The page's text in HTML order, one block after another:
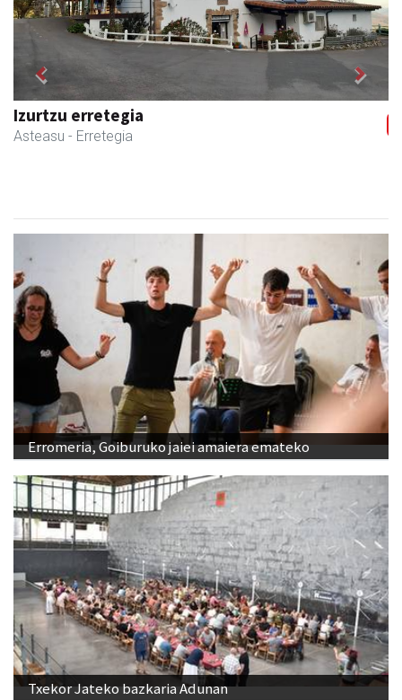
Izurtzu erretegia
Asteasu - Erretegia
Previous Next
Erromeria, Goiburuko jaiei amaiera emateko
Txekor Jateko bazkaria Adunan